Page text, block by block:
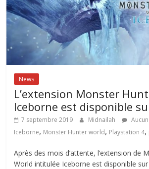
News
L’extension Monster
Iceborne est disponible
7 septembre 2019 Midnailah
Iceborne, Monster Hunter world, Playstation 4,
Après des mois d’attente, l’extension de
World intitulée Iceborne est disponible